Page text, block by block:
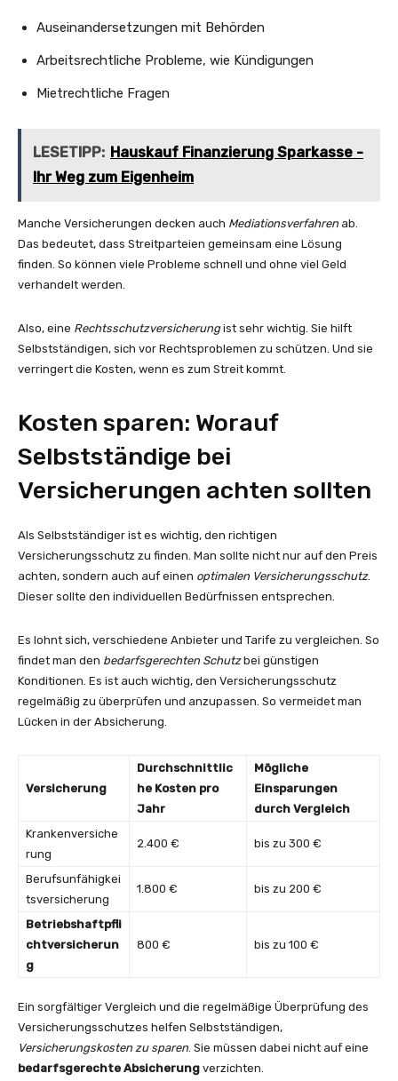
Auseinandersetzungen mit Behörden
Arbeitsrechtliche Probleme, wie Kündigungen
Mietrechtliche Fragen
LESETIPP: Hauskauf Finanzierung Sparkasse -
Ihr Weg zum Eigenheim
Manche Versicherungen decken auch Mediationsverfahren ab.
Das bedeutet, dass Streitparteien gemeinsam eine Lösung
finden. So können viele Probleme schnell und ohne viel Geld
verhandelt werden.
Also, eine Rechtsschutzversicherungist sehr wichtig. Sie hilft
Selbstständigen, sich vor Rechtsproblemen zu schützen. Und sie
verringert die Kosten, wenn es zum Streit kommt.
Kosten sparen: Worauf
Selbstständige bei
Versicherungen achten sollten
Als Selbstständiger ist es wichtig, den richtigen
Versicherungsschutz zu finden. Man sollte nicht nur auf den Preis
achten, sondern auch auf einen optimalen Versicherungsschutz.
Dieser sollte den individuellen Bedürfnissen entsprechen.
Es lohnt sich, verschiedene Anbieter und Tarife zu vergleichen. So
findet man den bedarfsgerechten Schutzbei günstigen
Konditionen. Es ist auch wichtig, den Versicherungsschutz
regelmäßig zu überprüfen und anzupassen. So vermeidet man
Lücken in der Absicherung.
Versicherung
Durchschnittlic
he Kosten pro
Jahr
Mögliche
Einsparungen
durch Vergleich
Krankenversiche
rung
2.400 € bis zu 300 €
Berufsunfähigkei
tsversicherung
1.800 € bis zu 200 €
Betriebshaftpfli
chtversicherun
g
800 € bis zu 100 €
Ein sorgfältiger Vergleich und die regelmäßige Überprüfung des
Versicherungsschutzes helfen Selbstständigen,
Versicherungskosten zu sparen. Sie müssen dabei nicht auf eine
bedarfsgerechte Absicherung verzichten.